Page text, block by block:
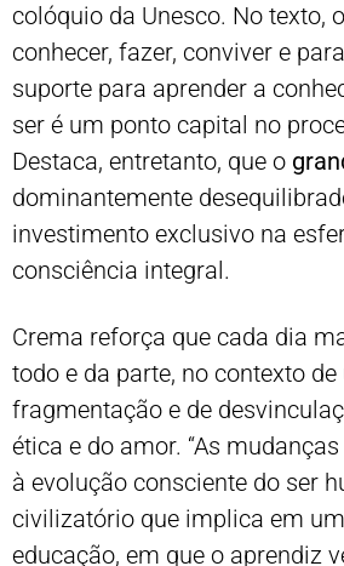
colóquio da Unesco. No texto,
conhecer, fazer, conviver e
suporte para aprender a
ser é um ponto capital no
Destaca, entretanto, que o
dominantemente
investimento exclusivo na
consciência integral.
Crema reforça que cada dia
todo e da parte, no contexto
fragmentação e de
ética e do amor. “As
à evolução consciente do ser
civilizatório que implica em
educação, em que o aprendiz